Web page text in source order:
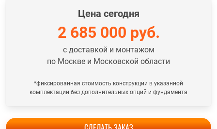
Цена сегодня
2 685 000 руб.
с доставкой и монтажом
по Москве и Московской области
*фиксированная стоимость конструкции в указанной
комплектации без дополнительных опций и фундамента